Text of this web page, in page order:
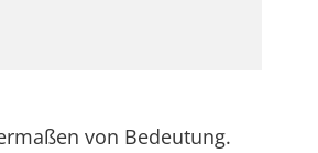
von Bedeutung.